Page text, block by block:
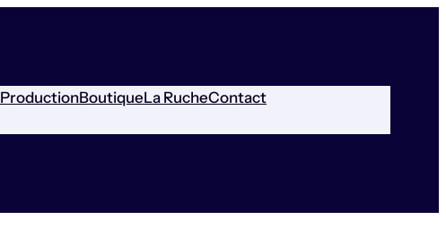
ProductionBoutiqueLa RucheContact